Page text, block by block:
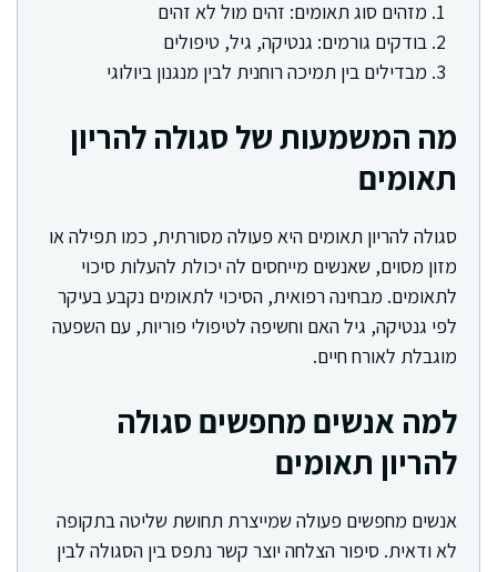
מזהים סוג תאומים: זהים מול לא זהים
בודקים גורמים: גנטיקה, גיל, טיפולים
מבדילים בין תמיכה רוחנית לבין מנגנון ביולוגי
מה המשמעות של סגולה להריון
תאומים
סגולה להריון תאומים היא פעולה מסורתית, כמו תפילה או
מזון מסוים, שאנשים מייחסים לה יכולת להעלות סיכוי
לתאומים. מבחינה רפואית, הסיכוי לתאומים נקבע בעיקר
לפי גנטיקה, גיל האם וחשיפה לטיפולי פוריות, עם השפעה
מוגבלת לאורח חיים.
למה אנשים מחפשים סגולה
להריון תאומים
אנשים מחפשים פעולה שמייצרת תחושת שליטה בתקופה
לא ודאית. סיפור הצלחה יוצר קשר נתפס בין הסגולה לבין